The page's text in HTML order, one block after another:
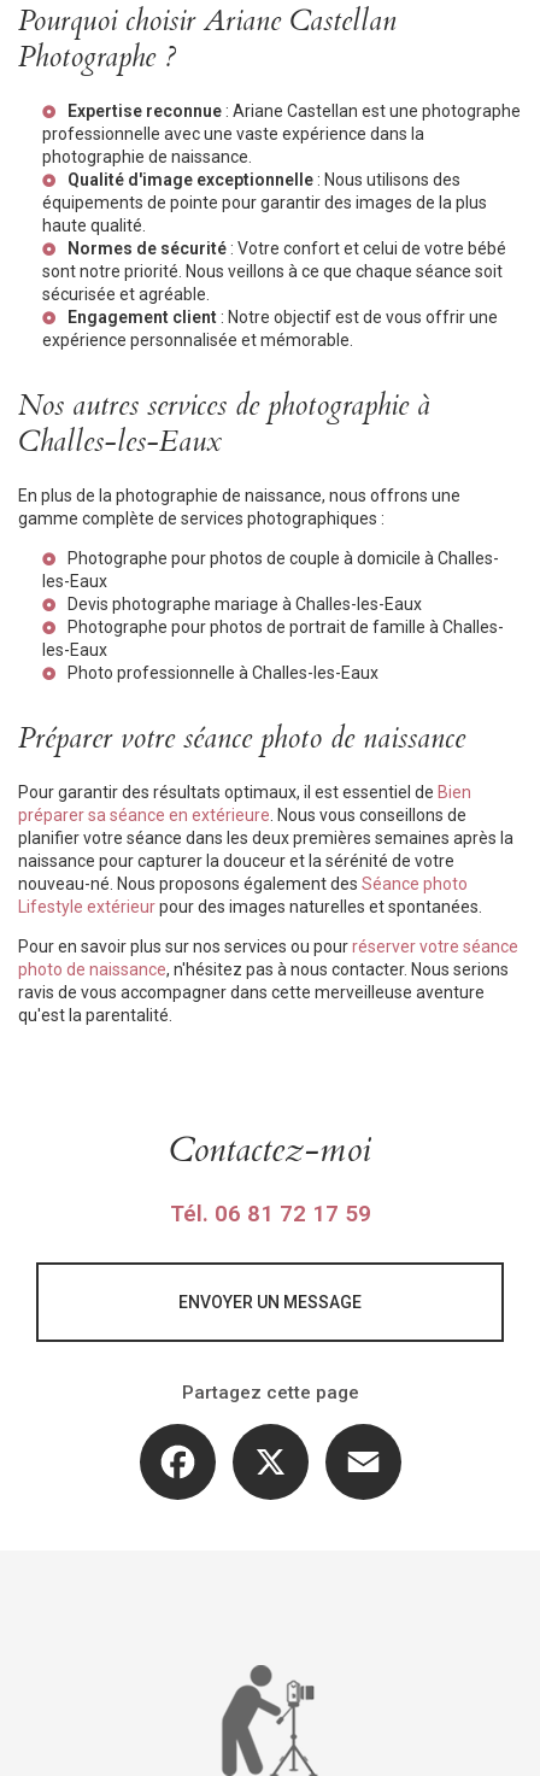
Pourquoi choisir Ariane Castellan
Photographe ?
Expertise reconnue : Ariane Castellan est une photographe
professionnelle avec une vaste expérience dans la
photographie de naissance.
Qualité d'image exceptionnelle : Nous utilisons des
équipements de pointe pour garantir des images de la plus
haute qualité.
Normes de sécurité : Votre confort et celui de votre bébé
sont notre priorité. Nous veillons à ce que chaque séance soit
sécurisée et agréable.
Engagement client : Notre objectif est de vous offrir une
expérience personnalisée et mémorable.
Nos autres services de photographie à
Challes-les-Eaux
En plus de la photographie de naissance, nous offrons une
gamme complète de services photographiques :
Photographe pour photos de couple à domicile à Challes-
les-Eaux
Devis photographe mariage à Challes-les-Eaux
Photographe pour photos de portrait de famille à Challes-
les-Eaux
Photo professionnelle à Challes-les-Eaux
Préparer votre séance photo de naissance
Pour garantir des résultats optimaux, il est essentiel de Bien
préparer sa séance en extérieure . Nous vous conseillons de
planifier votre séance dans les deux premières semaines après la
naissance pour capturer la douceur et la sérénité de votre
nouveau-né. Nous proposons également des Séance photo
Lifestyle extérieurpour des images naturelles et spontanées.
Pour en savoir plus sur nos services ou pourréserver votre séance
photo de naissance, n'hésitez pas à nous contacter. Nous serions
ravis de vous accompagner dans cette merveilleuse aventure
qu'est la parentalité.
Contactez-moi
Tél. 06 81 72 17 59
ENVOYER UN MESSAGE
Partagez cette page
Facebook